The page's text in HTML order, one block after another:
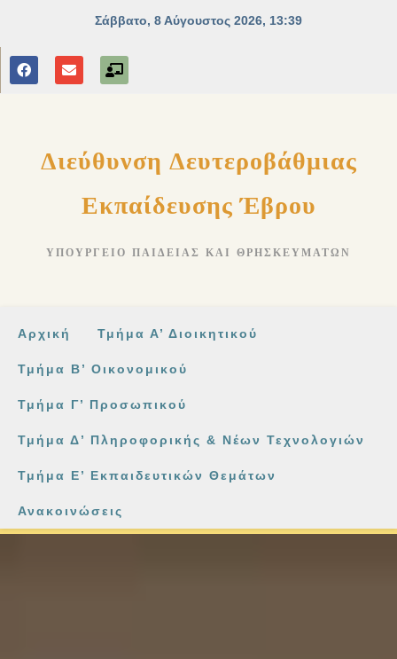
Διεύθυνση Δευτεροβάθμιας
Εκπαίδευσης Έβρου
ΥΠΟΥΡΓΕΊΟ ΠΑΙΔΕΊΑΣ ΚΑΙ ΘΡΗΣΚΕΥΜΆΤΩΝ
Αρχική Τμήμα Α’ Διοικητικού
Τμήμα Β’ Οικονομικού
Τμήμα Γ’ Προσωπικού
Τμήμα Δ’ Πληροφορικής & Νέων Τεχνολογιών
Τμήμα Ε’ Εκπαιδευτικών Θεμάτων
Ανακοινώσεις